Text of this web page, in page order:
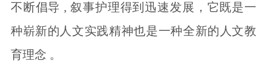
不断倡导 , 叙事护理得到迅速发展，它既是一
种崭新的人文实践精神也是一种全新的人文教
育理念 。